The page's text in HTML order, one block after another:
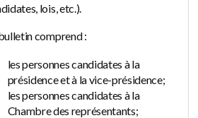
lois, etc.).
comprend :
les personnes candidates à la
présidence et à la vice-présidence;
les personnes candidates à la
Chambre des représentants;